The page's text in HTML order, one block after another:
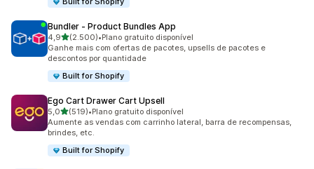
Bundler ‑ Product Bundles App
4,9de 5 estrelas
(2.500)
2500 avaliações ao todo
•Plano gratuito disponível
Ganhe mais com ofertas de pacotes, upsells de pacotes e
descontos por quantidade
Built for Shopify
Ego Cart Drawer Cart Upsell
5,0de 5 estrelas
(519)
519 avaliações ao todo
•Plano gratuito disponível
Aumente as vendas com carrinho lateral, barra de recompensas,
brindes, etc.
Built for Shopify